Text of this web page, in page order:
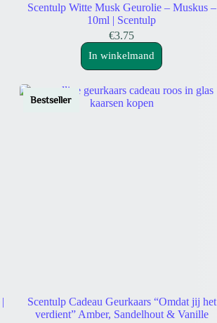
Scentulp Witte Musk Geurolie – Muskus –
10ml | Scentulp
€3.75
In winkelmand
Bestseller
Scentulp Cadeau Geurkaars “Omdat jij het
verdient” Amber, Sandelhout & Vanille